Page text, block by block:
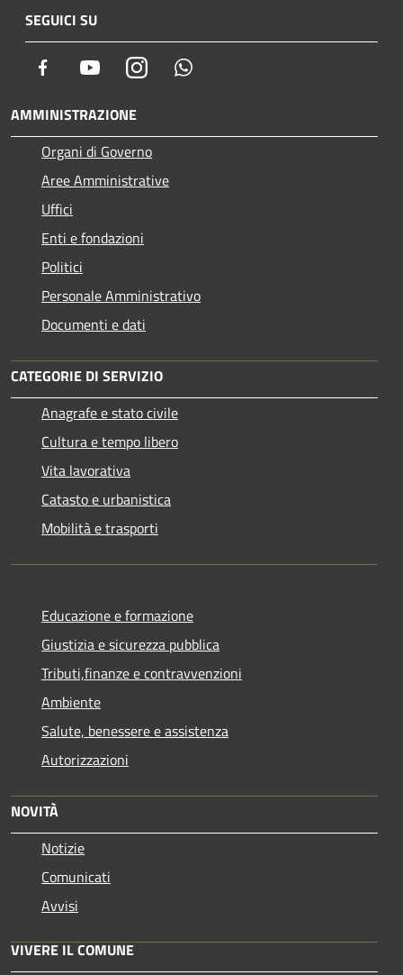
SEGUICI SU
Facebook YoutubeInstagram
AMMINISTRAZIONE
Organi di Governo
Aree Amministrative
Uffici
Enti e fondazioni
Politici
Personale Amministrativo
Documenti e dati
CATEGORIE DI SERVIZIO
Anagrafe e stato civile
Cultura e tempo libero
Vita lavorativa
Catasto e urbanistica
Mobilità e trasporti
Educazione e formazione
Giustizia e sicurezza pubblica
Tributi,finanze e contravvenzioni
Ambiente
Salute, benessere e assistenza
Autorizzazioni
NOVITÀ
Notizie
Comunicati
Avvisi
VIVERE IL COMUNE